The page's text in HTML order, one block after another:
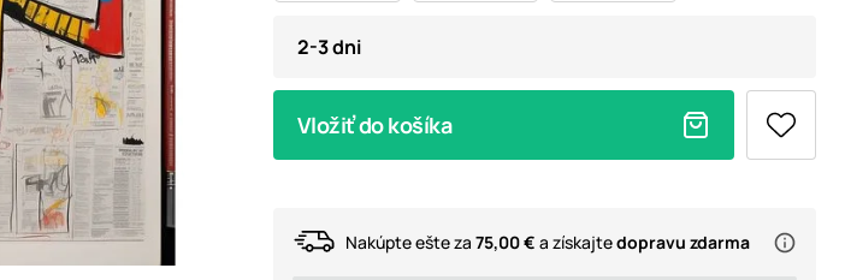
2-3 dni
Vložiť do košíka
Nakúpte ešte za 75,00 € a získajtedopravu zdarma